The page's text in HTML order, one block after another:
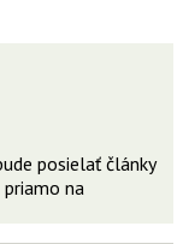
posielať články
na